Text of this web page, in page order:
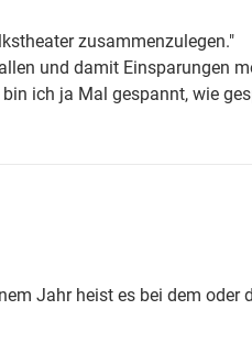
zusammenzulegen."
und damit Einsparungen
ich ja Mal gespannt, wie
Jahr heist es bei dem oder